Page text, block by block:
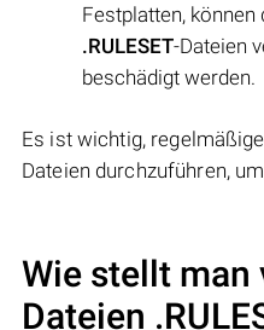
Festplatten, können
.RULESET-Dateien
beschädigt werden.
Es ist wichtig,
Dateien durchzuführen,
Wie stellt man
Dateien